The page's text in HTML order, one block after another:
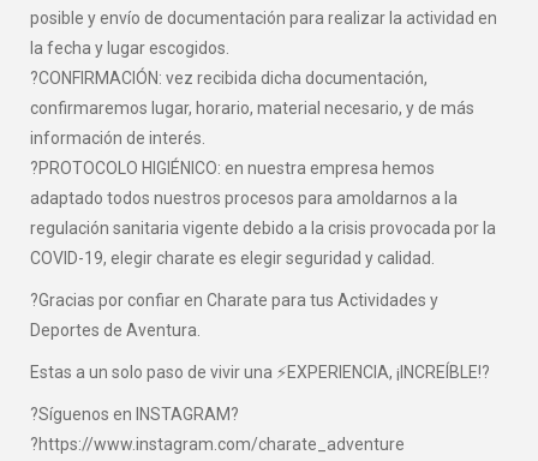
posible y envío de documentación para realizar la actividad en
la fecha y lugar escogidos.
?CONFIRMACIÓN: vez recibida dicha documentación,
confirmaremos lugar, horario, material necesario, y de más
información de interés.
?PROTOCOLO HIGIÉNICO: en nuestra empresa hemos
adaptado todos nuestros procesos para amoldarnos a la
regulación sanitaria vigente debido a la crisis provocada por la
COVID-19, elegir charate es elegir seguridad y calidad.
?Gracias por confiar en Charate para tus Actividades y
Deportes de Aventura.
Estas a un solo paso de vivir una ⚡EXPERIENCIA, ¡INCREÍBLE!?
?Síguenos en INSTAGRAM?
?https://www.instagram.com/charate_adventure